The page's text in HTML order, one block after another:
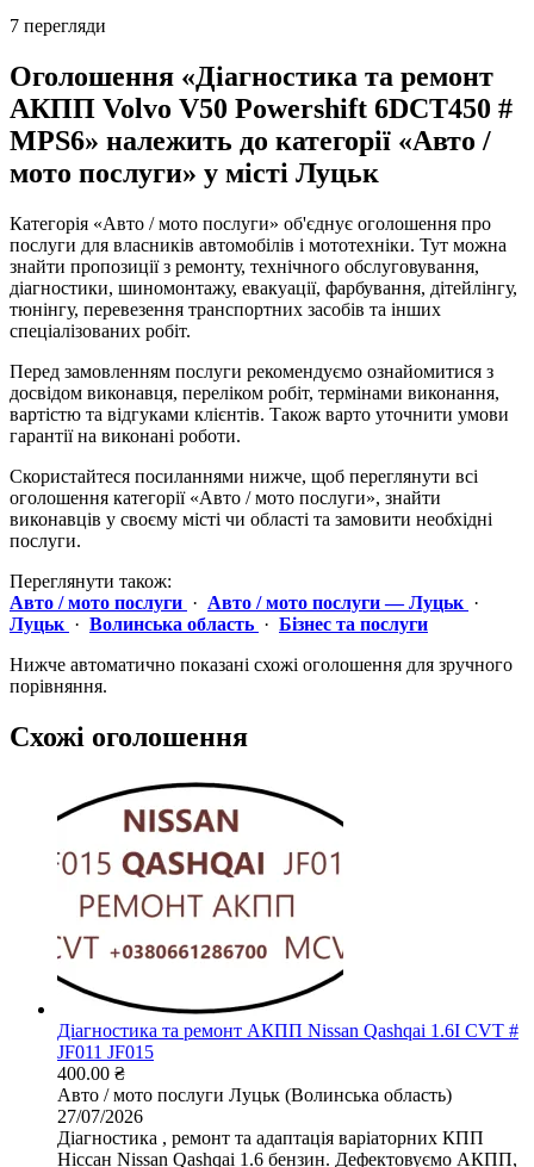
7 перегляди
Оголошення «Діагностика та ремонт
АКПП Volvo V50 Powershift 6DCT450 #
MPS6» належить до категорії «Авто /
мото послуги» у місті Луцьк
Категорія «Авто / мото послуги» об'єднує оголошення про
послуги для власників автомобілів і мототехніки. Тут можна
знайти пропозиції з ремонту, технічного обслуговування,
діагностики, шиномонтажу, евакуації, фарбування, дітейлінгу,
тюнінгу, перевезення транспортних засобів та інших
спеціалізованих робіт.
Перед замовленням послуги рекомендуємо ознайомитися з
досвідом виконавця, переліком робіт, термінами виконання,
вартістю та відгуками клієнтів. Також варто уточнити умови
гарантії на виконані роботи.
Скористайтеся посиланнями нижче, щоб переглянути всі
оголошення категорії «Авто / мото послуги», знайти
виконавців у своєму місті чи області та замовити необхідні
послуги.
Переглянути також:
Авто / мото послуги · Авто / мото послуги — Луцьк ·
Луцьк · Волинська область · Бізнес та послуги
Нижче автоматично показані схожі оголошення для зручного
порівняння.
Схожі оголошення
Діагностика та ремонт АКПП Nissan Qashqai 1.6I CVT #
JF011 JF015
400.00 ₴
Авто / мото послуги Луцьк (Волинська область)
27/07/2026
Діагностика , ремонт та адаптація варіаторних КПП
Ніссан Nissan Qashqai 1.6 бензин. Дефектовуємо АКПП,